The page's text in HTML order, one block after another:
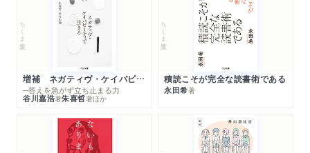
ちくま文庫
増補 ネガティヴ・ケイパビリティで生きる
─答えを急がず立ち止まる力
谷川嘉浩著朱喜哲著ほか
ちくま文庫
積読こそが完全な読書術である
永田希著